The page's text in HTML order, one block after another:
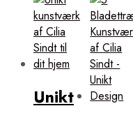
Unikt